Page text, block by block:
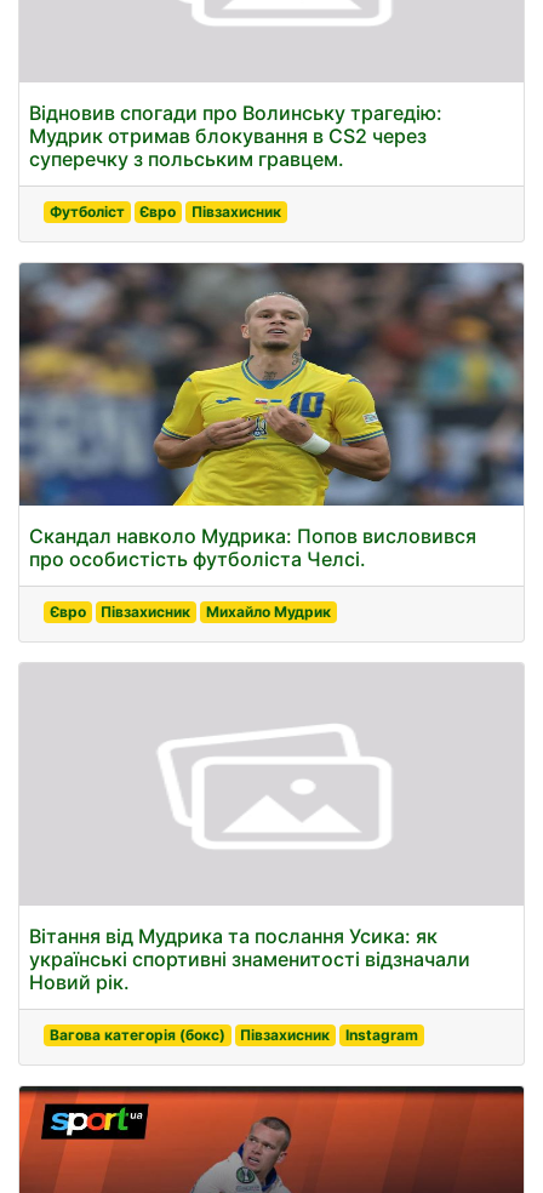
Відновив спогади про Волинську трагедію:
Мудрик отримав блокування в CS2 через
суперечку з польським гравцем.
Футболіст Євро Півзахисник
Скандал навколо Мудрика: Попов висловився
про особистість футболіста Челсі.
Євро Півзахисник Михайло Мудрик
Вітання від Мудрика та послання Усика: як
українські спортивні знаменитості відзначали
Новий рік.
Вагова категорія (бокс) Півзахисник Instagram